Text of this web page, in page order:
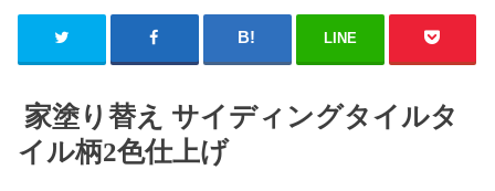
LINE
家塗り替え サイディングタイルタ
イル柄2色仕上げ